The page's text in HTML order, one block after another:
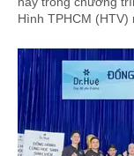
Hình TPHCM (HTV)